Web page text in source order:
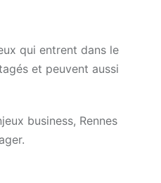
qui entrent dans le
et peuvent aussi
business, Rennes